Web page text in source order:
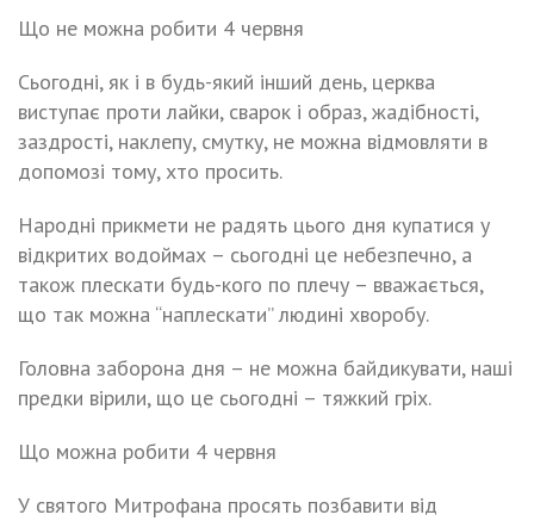
Що не можна робити 4 червня
Сьогодні, як і в будь-який інший день, церква
виступає проти лайки, сварок і образ, жадібності,
заздрості, наклепу, смутку, не можна відмовляти в
допомозі тому, хто просить.
Народні прикмети не радять цього дня купатися у
відкритих водоймах – сьогодні це небезпечно, а
також плескати будь-кого по плечу – вважається,
що так можна “наплескати” людині хворобу.
Головна заборона дня – не можна байдикувати, наші
предки вірили, що це сьогодні – тяжкий гріх.
Що можна робити 4 червня
У святого Митрофана просять позбавити від